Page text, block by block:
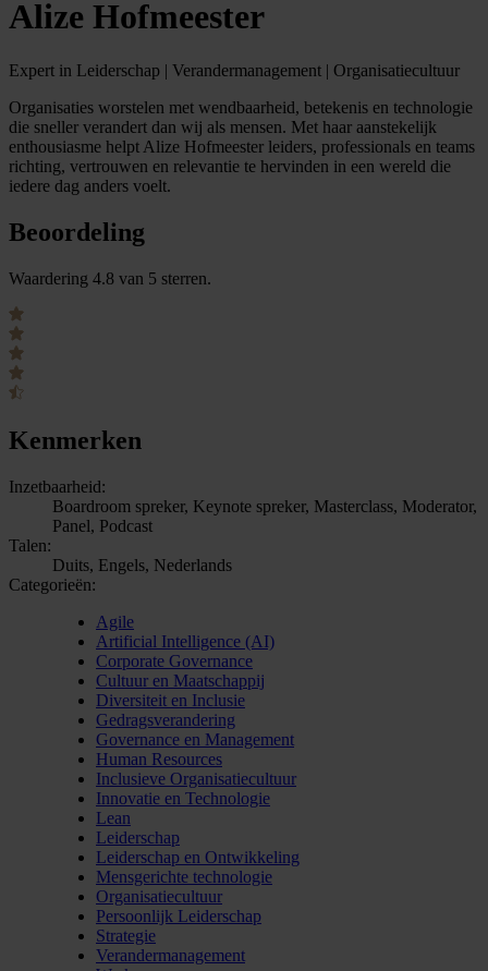
Alize Hofmeester
Expert in Leiderschap | Verandermanagement | Organisatiecultuur
Organisaties worstelen met wendbaarheid, betekenis en technologie
die sneller verandert dan wij als mensen. Met haar aanstekelijk
enthousiasme helpt Alize Hofmeester leiders, professionals en teams
richting, vertrouwen en relevantie te hervinden in een wereld die
iedere dag anders voelt.
Beoordeling
Waardering 4.8 van 5 sterren.
Kenmerken
Inzetbaarheid:
Boardroom spreker, Keynote spreker, Masterclass, Moderator,
Panel, Podcast
Talen:
Duits, Engels, Nederlands
Categorieën:
Agile
Artificial Intelligence (AI)
Corporate Governance
Cultuur en Maatschappij
Diversiteit en Inclusie
Gedragsverandering
Governance en Management
Human Resources
Inclusieve Organisatiecultuur
Innovatie en Technologie
Lean
Leiderschap
Leiderschap en Ontwikkeling
Mensgerichte technologie
Organisatiecultuur
Persoonlijk Leiderschap
Strategie
Verandermanagement